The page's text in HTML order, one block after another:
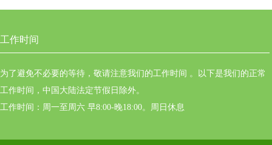
工作时间
为了避免不必要的等待，敬请注意我们的工作时间 。以下是我们的正常
工作时间，中国大陆法定节假日除外。
工作时间：周一至周六 早8:00-晚18:00。周日休息